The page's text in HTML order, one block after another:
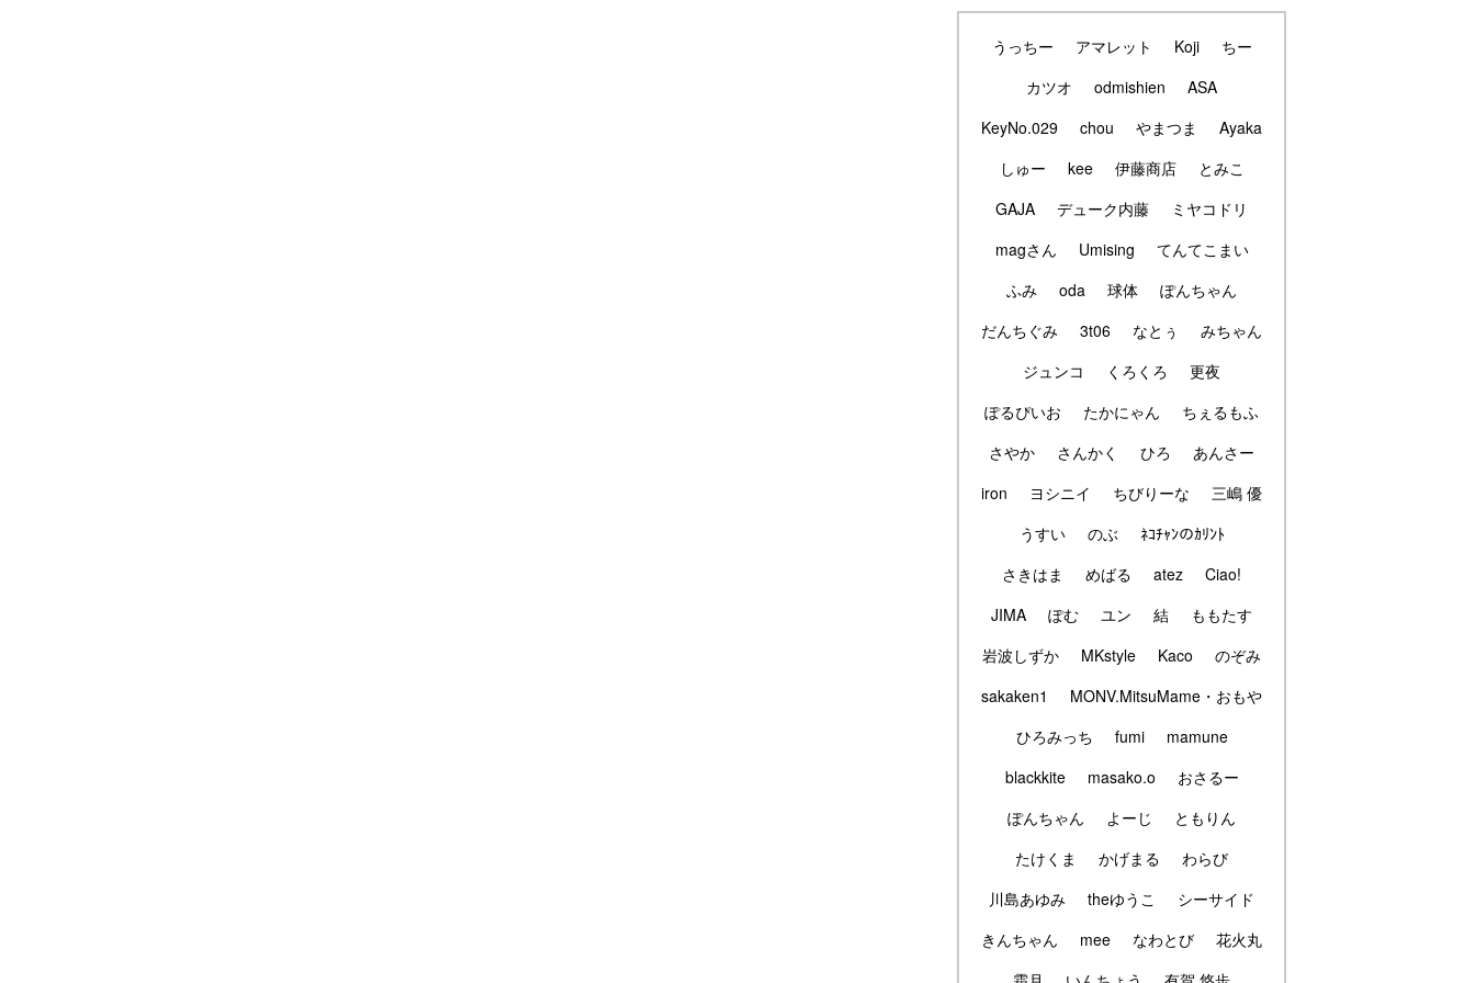
うっちー アマレット Koji
ちー
カツオ
odmishien
ASA
KeyNo.029
chou やまつま
Ayaka
しゅー
kee 伊藤商店
とみこ
GAJA
デューク内藤
ミヤコドリ
magさん
Umising
てんてこまい
ふみ
oda 球体
ぽんちゃん
だんちぐみ
3t06 なとぅ
みちゃん
ジュンコ
くろくろ
更夜
ぽるぴいお
たかにゃん
ちぇるもふ
さやか
さんかく ひろ
あんさー
iron
ヨシニイ ちびりーな
三嶋 優
うすい
のぶ
ﾈｺﾁｬﾝのｶﾘﾝﾄ
さきはま
めばる atez
Ciao!
JIMA
ぽむ ユン 結
ももたす
岩波しずか
MKstyle Kaco
のぞみ
sakaken1
MONV.MitsuMame・おもや
ひろみっち
fumi
mamune
blackkite
masako.o
おさるー
ぽんちゃん
よーじ
ともりん
たけくま
かげまる
わらび
川島あゆみ
theゆうこ
シーサイド
きんちゃん
mee なわとび
花火丸